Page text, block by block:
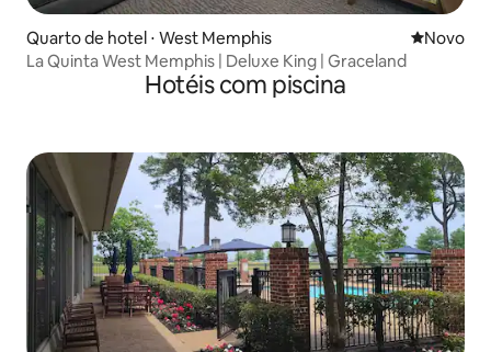
Quarto de hotel ⋅ West Memphis Novo
Novo
La Quinta West Memphis | Deluxe King | Graceland
Hotéis com piscina